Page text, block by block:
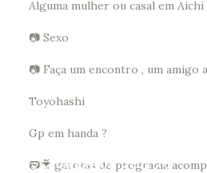
ラジル系女性のリプロダクテ
Alguma mulher ou casal em
📷 Sexo
📷 Faça um encontro , um amigo
Toyohashi
Gp em handa ?
📷🎥 garotas de programa